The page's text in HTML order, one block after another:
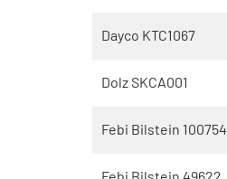
Dayco KTC1067
Dolz SKCA001
Febi Bilstein 100754